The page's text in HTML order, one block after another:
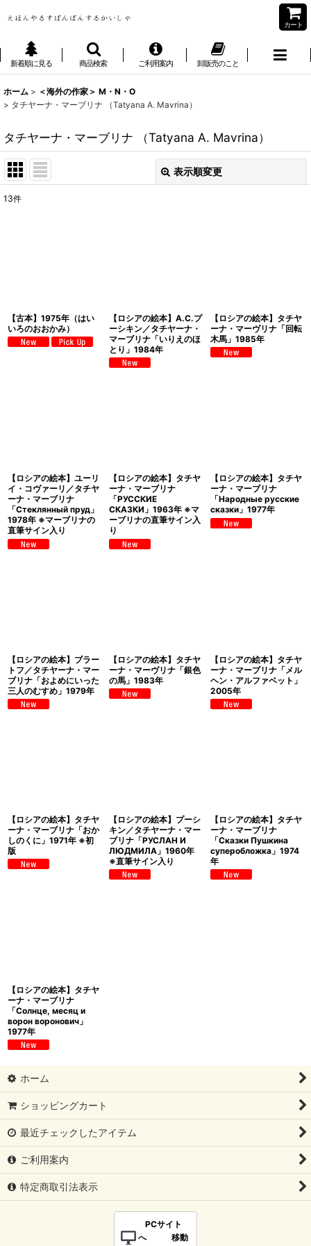
カート
新着順に見る 商品検索 ご利用案内 卸販売のこと
ホーム > ＜海外の作家＞ M・N・O
> タチヤーナ・マーブリナ （Tatyana A. Mavrina）
タチヤーナ・マーブリナ （Tatyana A. Mavrina）
表示順変更
13件
【古本】1975年（はい
いろのおおかみ）
【ロシアの絵本】A.C.プ
ーシキン／タチヤーナ・
マーブリナ「いりえのほ
とり」1984年
【ロシアの絵本】タチヤ
ーナ・マーヴリナ「回転
木馬」1985年
【ロシアの絵本】ユーリ
イ・コヴァーリ／タチヤ
ーナ・マーブリナ
「Стеклянный пруд」
1978年 ※マーブリナの
直筆サイン入り
【ロシアの絵本】タチヤ
ーナ・マーブリナ
「РУССКИЕ
СКАЗКИ」1963年 ※マ
ーブリナの直筆サイン入
り
【ロシアの絵本】タチヤ
ーナ・マーブリナ
「Народные русские
сказки」1977年
【ロシアの絵本】ブラー
トフ／タチヤーナ・マー
ブリナ「およめにいった
三人のむすめ」1979年
【ロシアの絵本】タチヤ
ーナ・マーヴリナ「銀色
の馬」1983年
【ロシアの絵本】タチヤ
ーナ・マーブリナ「メル
ヘン・アルファベット」
2005年
【ロシアの絵本】タチヤ
ーナ・マーブリナ「おか
しのくに」1971年 ※初
版
【ロシアの絵本】プーシ
キン／タチヤーナ・マー
ブリナ「РУСЛАН И
ЛЮДМИЛА」1960年
※直筆サイン入り
【ロシアの絵本】タチヤ
ーナ・マーブリナ
「Сказки Пушкина
суперобложка」1974
年
【ロシアの絵本】タチヤ
ーナ・マーブリナ
「Солнце, месяц и
ворон воронович」
1977年
ホーム
ショッピングカート
最近チェックしたアイテム
ご利用案内
特定商取引法表示
PCサイト
へ 移動